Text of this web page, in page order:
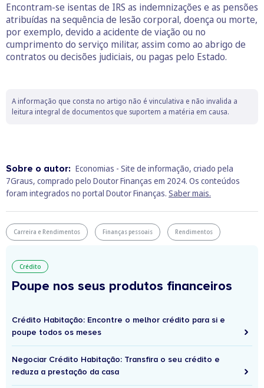
Encontram-se isentas de IRS as indemnizações e as pensões
atribuídas na sequência de lesão corporal, doença ou morte,
por exemplo, devido a acidente de viação ou no
cumprimento do serviço militar, assim como ao abrigo de
contratos ou decisões judiciais, ou pagas pelo Estado.
A informação que consta no artigo não é vinculativa e não invalida a
leitura integral de documentos que suportem a matéria em causa.
Sobre o autor: Economias - Site de informação, criado pela
7Graus, comprado pelo Doutor Finanças em 2024. Os conteúdos
foram integrados no portal Doutor Finanças. Saber mais.
Carreira e Rendimentos Finanças pessoais Rendimentos
Crédito
Poupe nos seus produtos financeiros
Crédito Habitação: Encontre o melhor crédito para si e
poupe todos os meses
Negociar Crédito Habitação: Transfira o seu crédito e
reduza a prestação da casa